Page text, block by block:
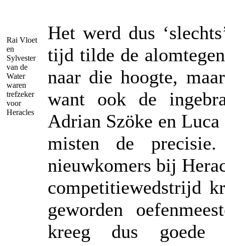
Rai Vloet
en
Sylvester
van de
Water
waren
trefzeker
voor
Heracles
Het werd dus
tijd tilde de
naar die hoogte,
want ook de
Adrian Szöke en
misten de
nieuwkomers bij
competitiewedstrijd
geworden
kreeg dus goede